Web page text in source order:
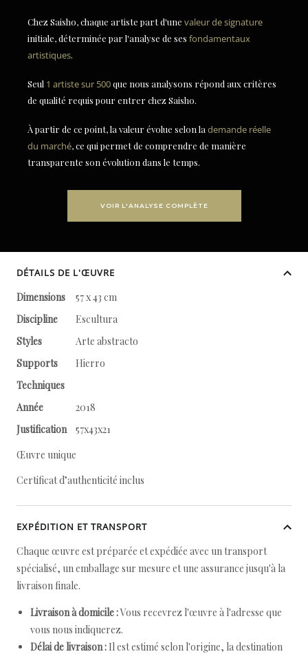
Chez Saisho, chaque artiste part d'une valeur de signature
initiale, déterminée par l'analyse de ses fondamentaux
artistiques.
Seul 1 artiste sur 500que nous analysons répond aux critères
de qualité requis pour entrer chez Saisho.
À partir de ce point, la valeur évolue selon la demande réelle
du marché, ce qui permet de comprendre de manière
transparente son évolution dans le temps.
VOIR L'ANALYSE COMPLÈTE
DÉTAILS DE L'ŒUVRE
Dimensions
57 x 43 cm
Discipline
Escultura
Styles
Arte abstracto
Supports
Hierro
Techniques
Année
2018
Justification
57x43x21
Œuvre unique
Certificat d’authenticité inclus
EXPÉDITION ET TRANSPORT
Chaque œuvre est préparée et expédiée avec un transport
spécialisé, un emballage sur mesure et une assurance jusqu'à la
livraison finale.
Livraison à domicile :Vous recevrez l'œuvre à l'adresse que
vous nous indiquerez.
Délai de livraison : Il est estimé selon l'origine, la destination